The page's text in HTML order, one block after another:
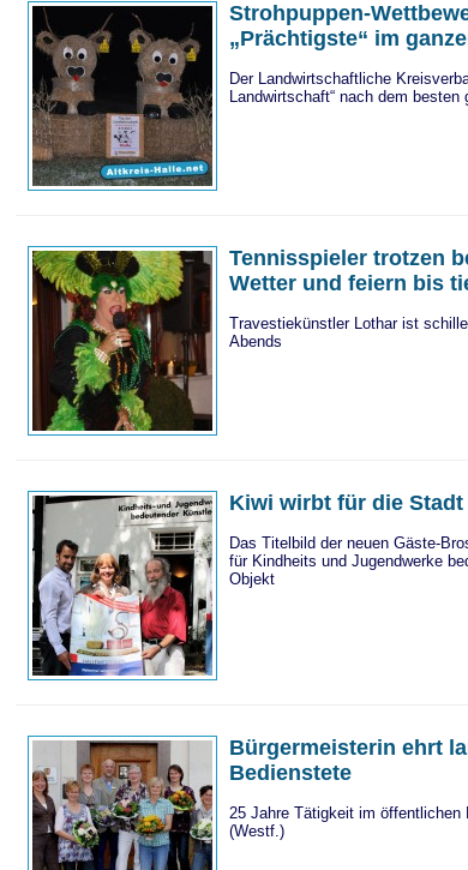
Strohpuppen-
„Prächtigste“ im
Der Landwirtschaftliche
Landwirtschaft“ nach dem besten
Tennisspieler trotzen
Wetter und feiern bis
Travestiekünstler Lothar ist
Abends
Kiwi wirbt für die Stadt
Das Titelbild der neuen Gäste-
für Kindheits und Jugendwerke
Objekt
Bürgermeisterin ehrt
Bedienstete
25 Jahre Tätigkeit im öffentlichen
(Westf.)